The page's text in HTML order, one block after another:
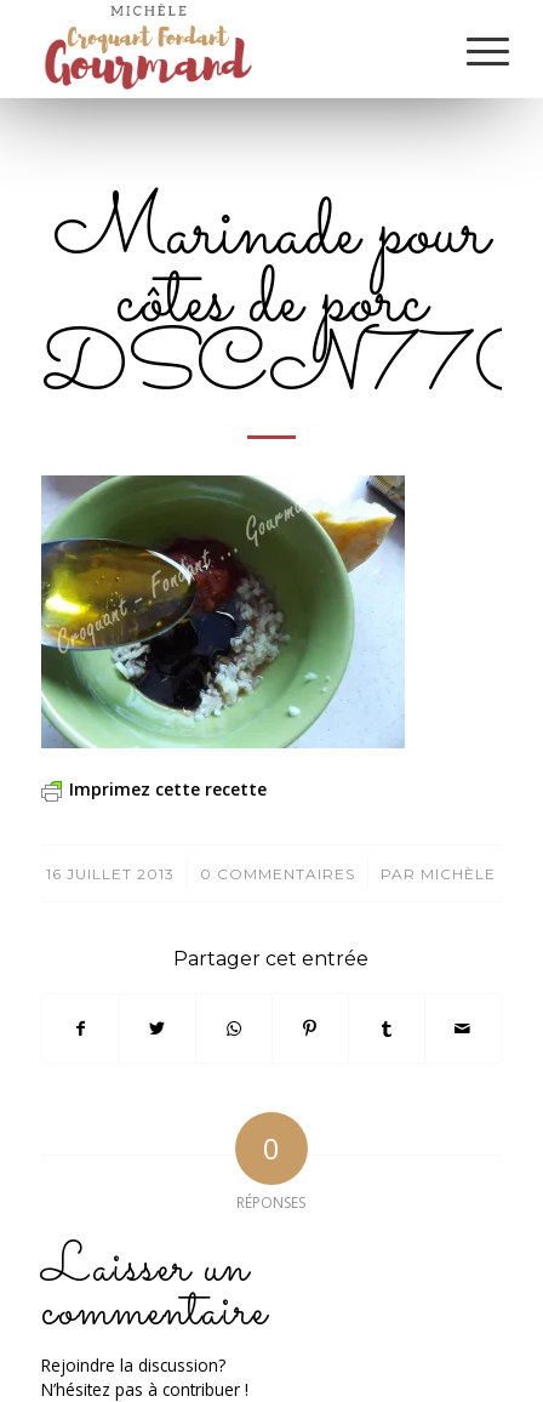
Marinade pour
côtes de porc
Imprimez cette recette
16 JUILLET 2013
/ 0 COMMENTAIRES
/ PAR MICHÈLE
Partager cet entrée
0
RÉPONSES
Laisser un
commentaire
Rejoindre la discussion?
N’hésitez pas à contribuer !